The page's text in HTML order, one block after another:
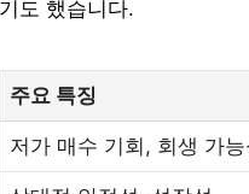
도 했습니다.
주요 특징
저가 매수 기회, 회생 가